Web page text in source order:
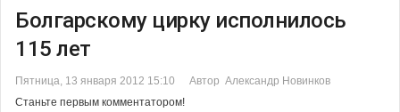
Болгарскому цирку исполнилось
115 лет
Пятница, 13 января 2012 15:10
Автор Александр Новинков
Станьте первым комментатором!